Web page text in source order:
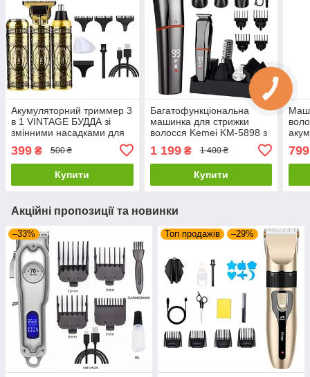
Акумуляторний триммер 3
в 1 VINTAGE БУДДА зі
змінними насадками для
сітчастою бритвою
399 ₴ 500 ₴
Купити
Багатофункціональна
машинка для стрижки
волосся Kemei KM-5898 з
вух, носа та тіла
1 199₴ 1 400 ₴
Купити
799
Акційні пропозиції та новинки
–33% Топ продажів –29%